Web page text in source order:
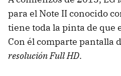
para el Note II conocido
tiene toda la pinta de que
Con él comparte pantalla
resolución Full HD.